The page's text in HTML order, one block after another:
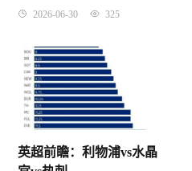
于韧性的教科书
2026-06-30 325
英超前瞻：利物浦vs水晶